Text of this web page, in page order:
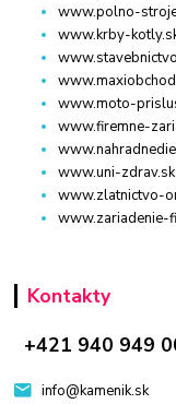
www.polno-
www.krby-
www.moto-
www.firemne-
www.uni-zdrav.sk
www.zlatnictvo-
www.zariadenie-
Kontakty
+421 940 949
info@kamenik.sk